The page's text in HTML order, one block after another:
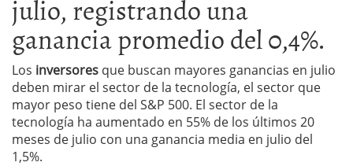
julio, registrando una
ganancia promedio del 0,4%.
Los inversores que buscan mayores ganancias en julio
deben mirar el sector de la tecnología, el sector que
mayor peso tiene del S&P 500. El sector de la
tecnología ha aumentado en 55% de los últimos 20
meses de julio con una ganancia media en julio del
1,5%.